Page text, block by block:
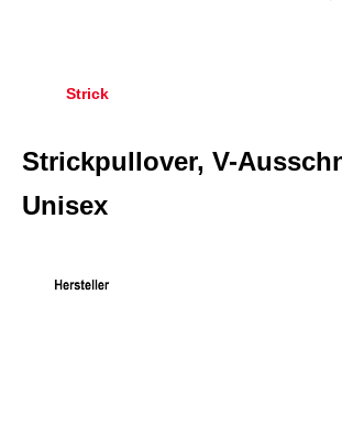
Strick
Strickpullover, V-
Unisex